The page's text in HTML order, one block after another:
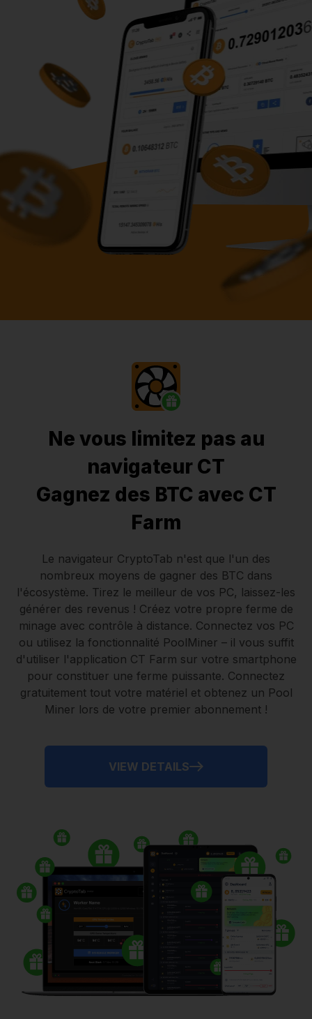
Ne vous limitez pas au
navigateur CT
Gagnez des BTC avec CT
Farm
Le navigateur CryptoTab n'est que l'un des
nombreux moyens de gagner des BTC dans
l'écosystème. Tirez le meilleur de vos PC, laissez-les
générer des revenus ! Créez votre propre ferme de
minage avec contrôle à distance. Connectez vos PC
ou utilisez la fonctionnalité PoolMiner – il vous suffit
d'utiliser l'application CT Farm sur votre smartphone
pour constituer une ferme puissante. Connectez
gratuitement tout votre matériel et obtenez un Pool
Miner lors de votre premier abonnement !
VIEW DETAILS